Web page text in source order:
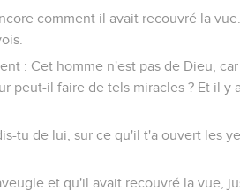
comment il avait recouvré la
: Cet homme n'est pas de Dieu, car
peut-il faire de tels miracles ? Et il y
tu de lui, sur ce qu'il t'a ouvert les
et qu'il avait recouvré la vue,